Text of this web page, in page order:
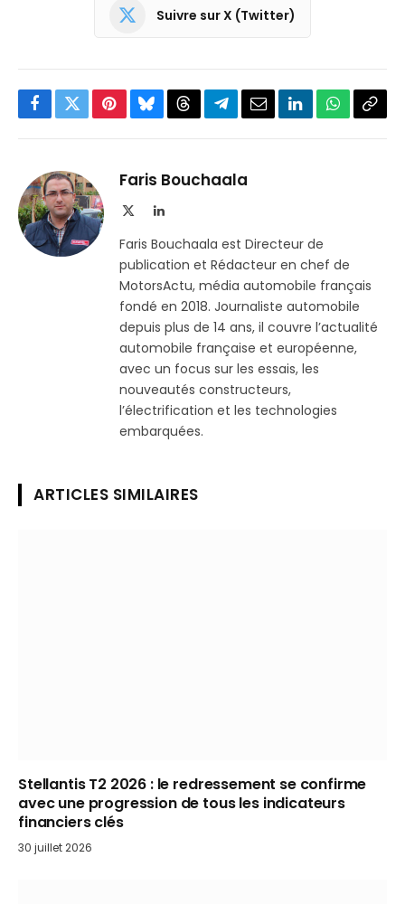
Suivre sur X (Twitter)
Facebook
TwitterPinterestBlueskyThreadsPartager
Telegram
EmailLinkedInWhatsApp
Faris Bouchaala
LinkedIn
Faris Bouchaala est Directeur de
publication et Rédacteur en chef de
MotorsActu, média automobile français
fondé en 2018. Journaliste automobile
depuis plus de 14 ans, il couvre l’actualité
automobile française et européenne,
avec un focus sur les essais, les
nouveautés constructeurs,
l’électrification et les technologies
embarquées.
ARTICLES SIMILAIRES
Stellantis T2 2026 : le redressement se confirme
avec une progression de tous les indicateurs
financiers clés
30 juillet 2026